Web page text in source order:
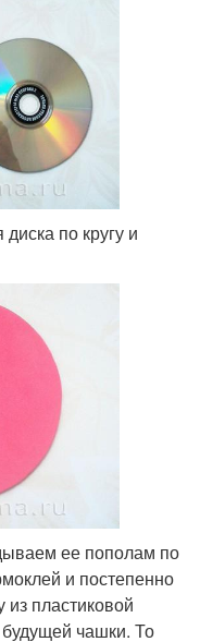
по кругу и
ее пополам по
и постепенно
из пластиковой
чашки. То